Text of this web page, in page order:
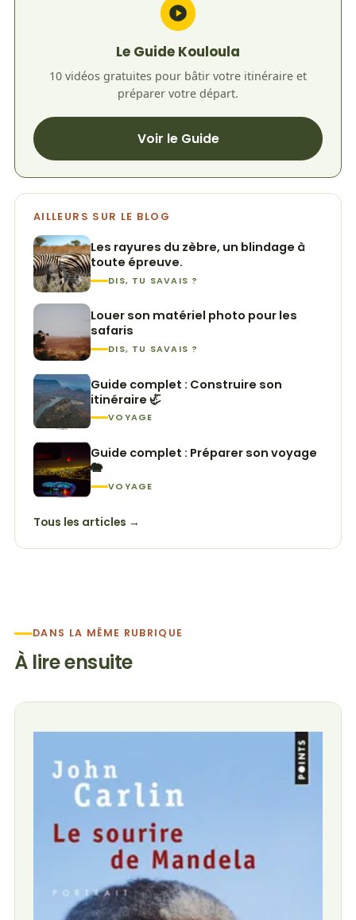
Le Guide Kouloula
10 vidéos gratuites pour bâtir votre itinéraire et
préparer votre départ.
Voir le Guide
AILLEURS SUR LE BLOG
Les rayures du zèbre, un blindage à
toute épreuve.
DIS, TU SAVAIS ?
Louer son matériel photo pour les
safaris
DIS, TU SAVAIS ?
Guide complet : Construire son
itinéraire 🦏
VOYAGE
Guide complet : Préparer son voyage
🐘
VOYAGE
Tous les articles →
DANS LA MÊME RUBRIQUE
À lire ensuite